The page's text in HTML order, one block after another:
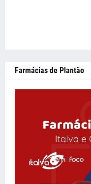
Farmácias de Plantão